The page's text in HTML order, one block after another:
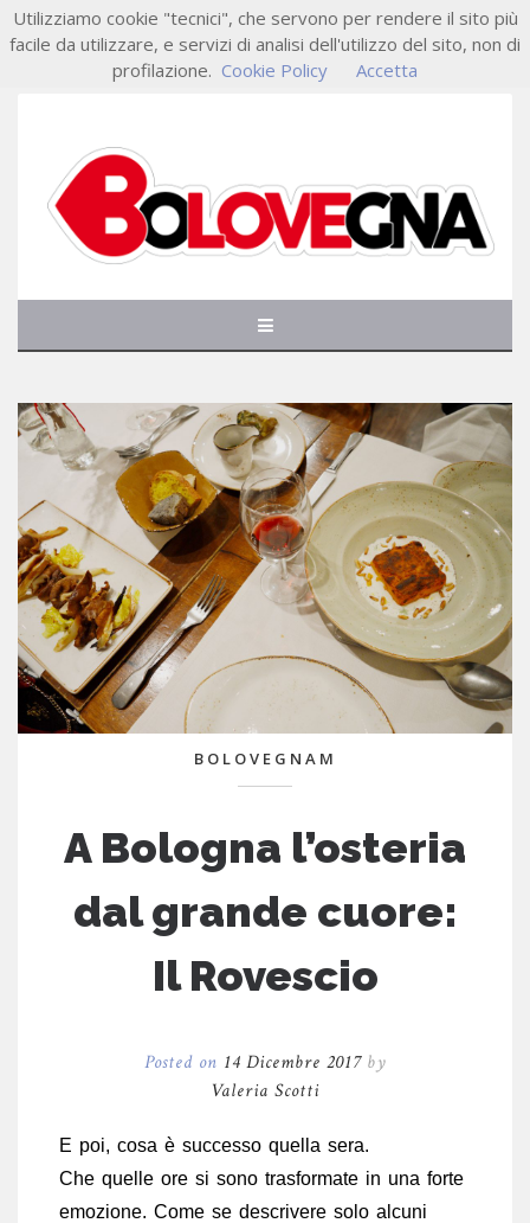
BOLOVEGNAM
A Bologna l’osteria
dal grande cuore:
Il Rovescio
Posted on 14 Dicembre 2017 by
Valeria Scotti
E poi, cosa è successo quella sera.
Che quelle ore si sono trasformate in una forte
emozione. Come se descrivere solo alcuni
Utilizziamo cookie "tecnici", che servono per rendere il sito più
facile da utilizzare, e servizi di analisi dell'utilizzo del sito, non di
profilazione. Cookie Policy Accetta